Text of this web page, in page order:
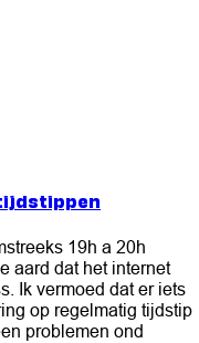
19h a 20h
aard dat het internet
Ik vermoed dat er iets
op regelmatig tijdstip
problemen ond